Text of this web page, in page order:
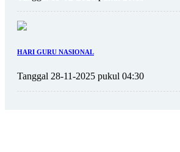
HARI GURU NASIONAL
Tanggal 28-11-2025 pukul 04:30